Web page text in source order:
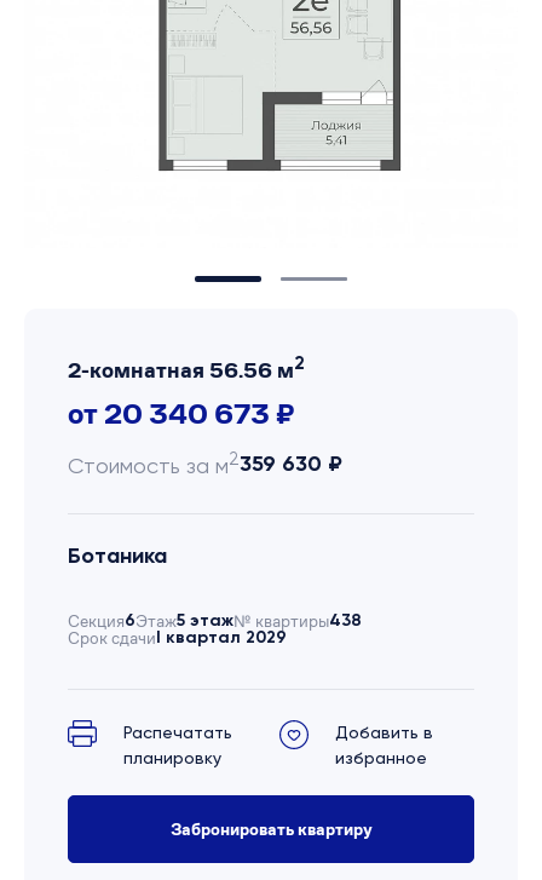
2-комнатная 56.56 м2
от 20 340 673 ₽
Стоимость за м2359 630 ₽
Ботаника
Секция6Этаж5 этаж№ квартиры438
Срок сдачиI квартал 2029
Распечатать
планировку
Добавить в
избранное
Забронировать квартиру